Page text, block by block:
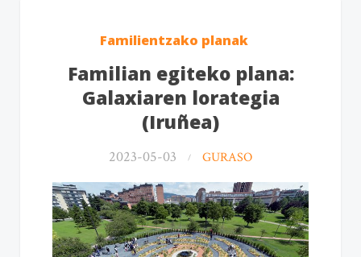
Familientzako planak
Familian egiteko plana:
Galaxiaren lorategia
(Iruñea)
2023-05-03 GURASO